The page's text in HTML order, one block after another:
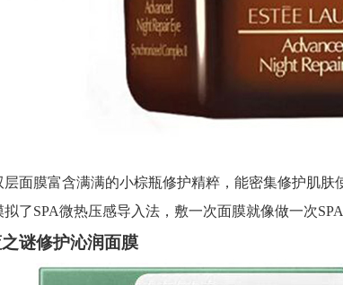
层面膜富含满满的小棕瓶修护精粹，能密集修护肌
了SPA微热压感导入法，敷一次面膜就像做一次SPA
谜修护沁润面膜